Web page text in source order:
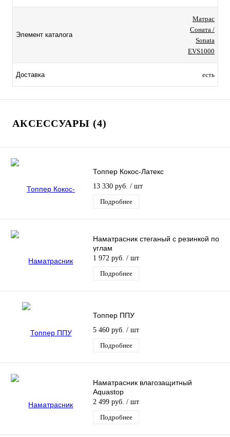
Элемент каталога
Матрас
Соната /
Sonata
EVS1000
Доставка есть
АКСЕССУАРЫ (4)
Топпер Кокос-Латекс
13 330 руб. / шт
Подробнее
Наматрасник стеганый с резинкой по
углам
1 972 руб. / шт
Подробнее
Топпер ППУ
5 460 руб. / шт
Подробнее
Наматрасник влагозащитный
Aquastop
2 499 руб. / шт
Подробнее